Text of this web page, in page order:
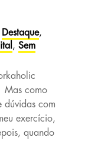
Destaque,
, Sem
Mas como
dúvidas com
exercício,
quando